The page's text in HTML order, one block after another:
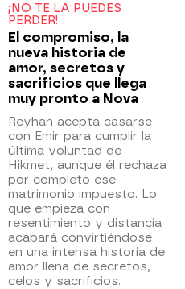
¡NO TE LA PUEDES
PERDER!
El compromiso, la
nueva historia de
amor, secretos y
sacrificios que llega
muy pronto a Nova
Reyhan acepta casarse
con Emir para cumplir la
última voluntad de
Hikmet, aunque él rechaza
por completo ese
matrimonio impuesto. Lo
que empieza con
resentimiento y distancia
acabará convirtiéndose
en una intensa historia de
amor llena de secretos,
celos y sacrificios.